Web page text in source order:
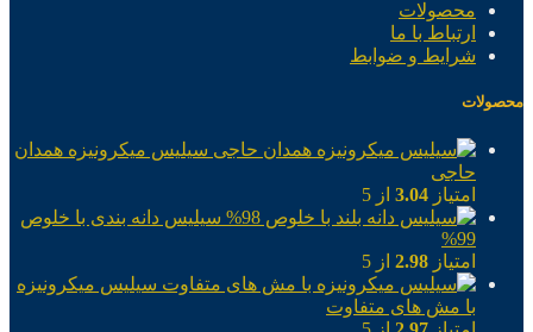
محصولات
ارتباط با ما
شرایط و ضوابط
محصولات
سیلیس میکرونیزه همدان
حاجی
امتیاز 3.04 از 5
سیلیس دانه بندی با خلوص
99%
امتیاز 2.98 از 5
سیلیس میکرونیزه
با مش های متفاوت